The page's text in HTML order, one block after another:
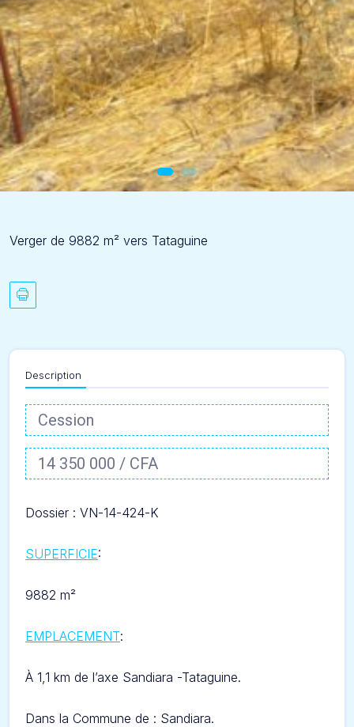
Verger de 9882 m² vers Tataguine
Description
Cession
14 350 000 / CFA
Dossier : VN-14-424-K
SUPERFICIE:
9882 m²
EMPLACEMENT:
À 1,1 km de l’axe Sandiara -Tataguine.
Dans la Commune de : Sandiara.